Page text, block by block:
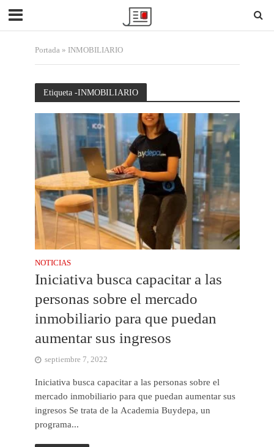
Portada» INMOBILIARIO
Etiqueta -INMOBILIARIO
NOTICIAS
Iniciativa busca capacitar a las
personas sobre el mercado
inmobiliario para que puedan
aumentar sus ingresos
septiembre 7, 2022
Iniciativa busca capacitar a las personas sobre el
mercado inmobiliario para que puedan aumentar sus
ingresos Se trata de la Academia Buydepa, un
programa...